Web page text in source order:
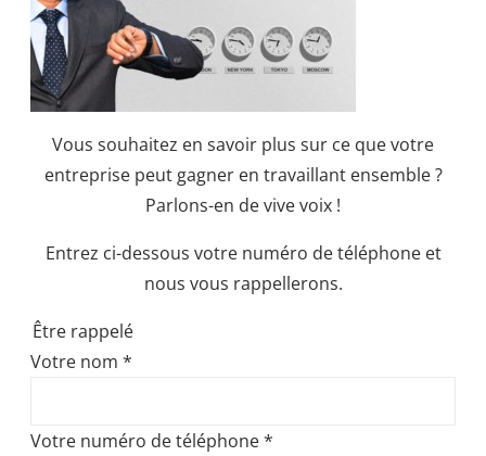
Vous souhaitez en savoir plus sur ce que votre
entreprise peut gagner en travaillant ensemble ?
Parlons-en de vive voix !
Entrez ci-dessous votre numéro de téléphone et
nous vous rappellerons.
Être rappelé
Votre nom *
Votre numéro de téléphone*